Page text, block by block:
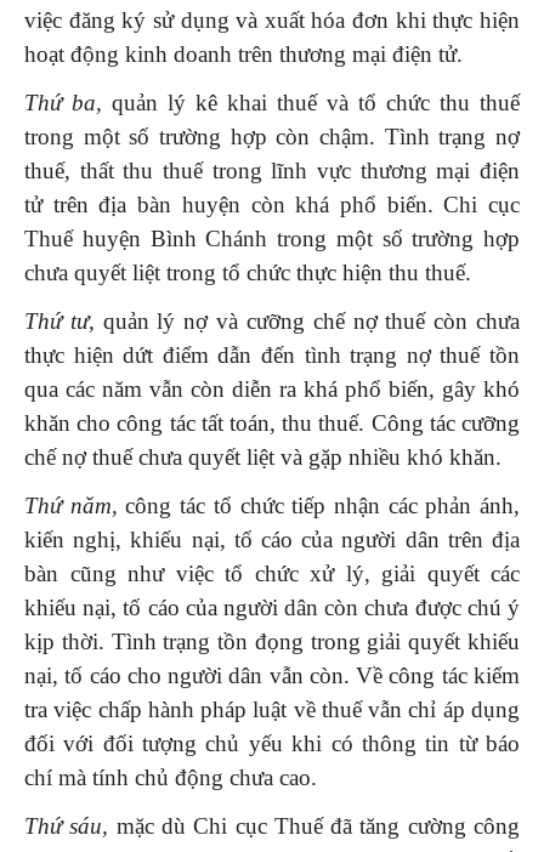
việc đăng ký sử dụng và xuất hóa đơn khi thực hiện
hoạt động kinh doanh trên thương mại điện tử.
Thứ ba, quản lý kê khai thuế và tổ chức thu thuế
trong một số trường hợp còn chậm. Tình trạng nợ
thuế, thất thu thuế trong lĩnh vực thương mại điện
tử trên địa bàn huyện còn khá phổ biến. Chi cục
Thuế huyện Bình Chánh trong một số trường hợp
chưa quyết liệt trong tổ chức thực hiện thu thuế.
Thứ tư, quản lý nợ và cưỡng chế nợ thuế còn chưa
thực hiện dứt điểm dẫn đến tình trạng nợ thuế tồn
qua các năm vẫn còn diễn ra khá phổ biến, gây khó
khăn cho công tác tất toán, thu thuế. Công tác cưỡng
chế nợ thuế chưa quyết liệt và gặp nhiều khó khăn.
Thứ năm, công tác tổ chức tiếp nhận các phản ánh,
kiến nghị, khiếu nại, tố cáo của người dân trên địa
bàn cũng như việc tổ chức xử lý, giải quyết các
khiếu nại, tố cáo của người dân còn chưa được chú ý
kịp thời. Tình trạng tồn đọng trong giải quyết khiếu
nại, tố cáo cho người dân vẫn còn. Về công tác kiểm
tra việc chấp hành pháp luật về thuế vẫn chỉ áp dụng
đối với đối tượng chủ yếu khi có thông tin từ báo
chí mà tính chủ động chưa cao.
Thứ sáu, mặc dù Chi cục Thuế đã tăng cường công